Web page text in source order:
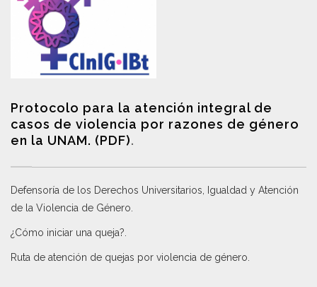
Protocolo para la atención integral de
casos de violencia por razones de género
en la UNAM. (PDF).
Defensoría de los Derechos Universitarios, Igualdad y Atención
de la Violencia de Género
¿Cómo iniciar una queja?
Ruta de atención de quejas por violencia de género